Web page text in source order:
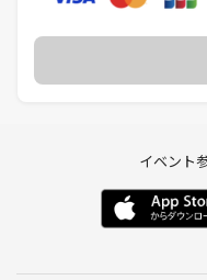
イベント